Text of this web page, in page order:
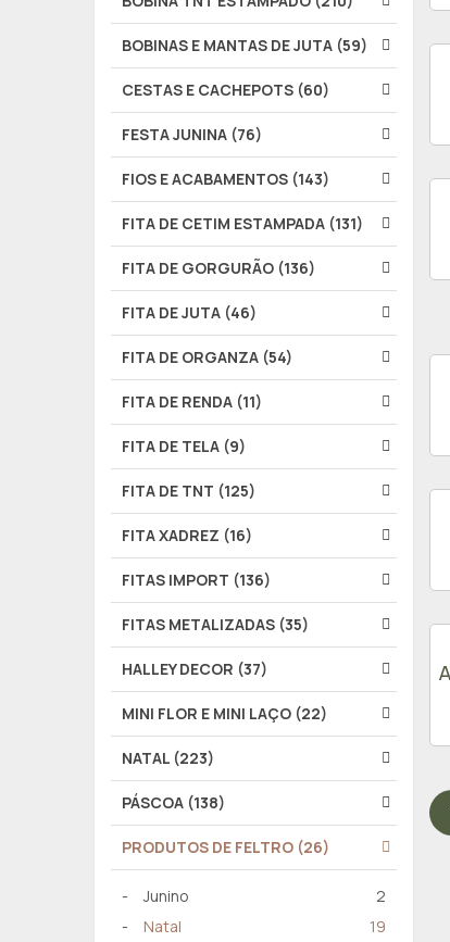
BOBINAS E MANTAS DE JUTA (59)
CESTAS E CACHEPOTS (60)
FESTA JUNINA (76)
FIOS E ACABAMENTOS (143)
FITA DE CETIM ESTAMPADA (131)
FITA DE GORGURÃO (136)
FITA DE JUTA (46)
FITA DE ORGANZA (54)
FITA DE RENDA (11)
FITA DE TELA (9)
FITA DE TNT (125)
FITA XADREZ (16)
FITAS IMPORT (136)
FITAS METALIZADAS (35)
HALLEY DECOR (37)
MINI FLOR E MINI LAÇO (22)
NATAL (223)
PÁSCOA (138)
PRODUTOS DE FELTRO (26)
Junino
2
Natal
19